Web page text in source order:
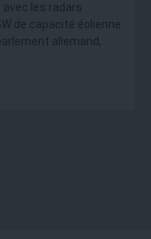
les radars
de capacité éolienne
allemand,